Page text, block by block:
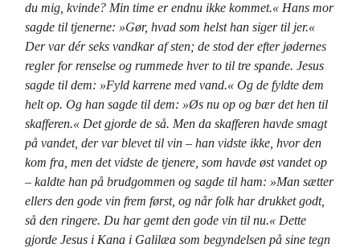
du mig, kvinde? Min time er endnu ikke kommet.« Hans mor
sagde til tjenerne: »Gør, hvad som helst han siger til jer.«
Der var dér seks vandkar af sten; de stod der efter jødernes
regler for renselse og rummede hver to til tre spande. Jesus
sagde til dem: »Fyld karrene med vand.« Og de fyldte dem
helt op. Og han sagde til dem: »Øs nu op og bær det hen til
skafferen.« Det gjorde de så. Men da skafferen havde smagt
på vandet, der var blevet til vin – han vidste ikke, hvor den
kom fra, men det vidste de tjenere, som havde øst vandet op
– kaldte han på brudgommen og sagde til ham: »Man sætter
ellers den gode vin frem først, og når folk har drukket godt,
så den ringere. Du har gemt den gode vin til nu.« Dette
gjorde Jesus i Kana i Galilæa som begyndelsen på sine tegn